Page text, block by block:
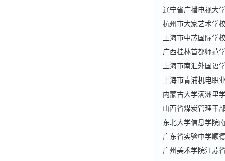
辽宁省广播电视大
杭州市大家艺术学
上海市中芯国际学
广西桂林首都师范
上海市南汇外国语
上海市青浦机电职
内蒙古大学满洲里
山西省煤炭管理干
东北大学信息学院
广东省实验中学顺
广州美术学院江苏